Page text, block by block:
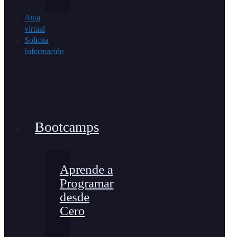
Aula
virtual
Solicita
Información
Bootcamps
Aprende a
Programar
desde
Cero